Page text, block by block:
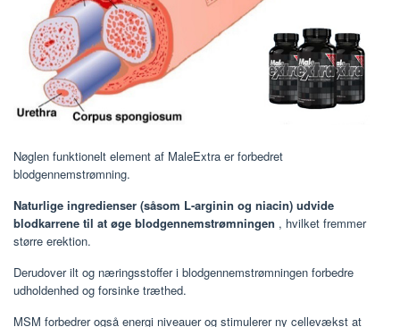
Nøglen funktionelt element af MaleExtra er forbedret
blodgennemstrømning.
Naturlige ingredienser (såsom L-arginin og niacin) udvide
blodkarrene til at øge blodgennemstrømningen , hvilket fremmer
større erektion.
Derudover ilt og næringsstoffer i blodgennemstrømningen forbedre
udholdenhed og forsinke træthed.
MSM forbedrer også energi niveauer og stimulerer ny cellevækst at